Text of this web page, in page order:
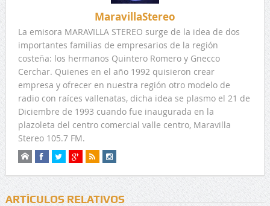
MaravillaStereo
La emisora MARAVILLA STEREO surge de la idea de dos
importantes familias de empresarios de la región
costeña: los hermanos Quintero Romero y Gnecco
Cerchar. Quienes en el año 1992 quisieron crear
empresa y ofrecer en nuestra región otro modelo de
radio con raíces vallenatas, dicha idea se plasmo el 21 de
Diciembre de 1993 cuando fue inaugurada en la
plazoleta del centro comercial valle centro, Maravilla
Stereo 105.7 FM.
ARTÍCULOS RELATIVOS